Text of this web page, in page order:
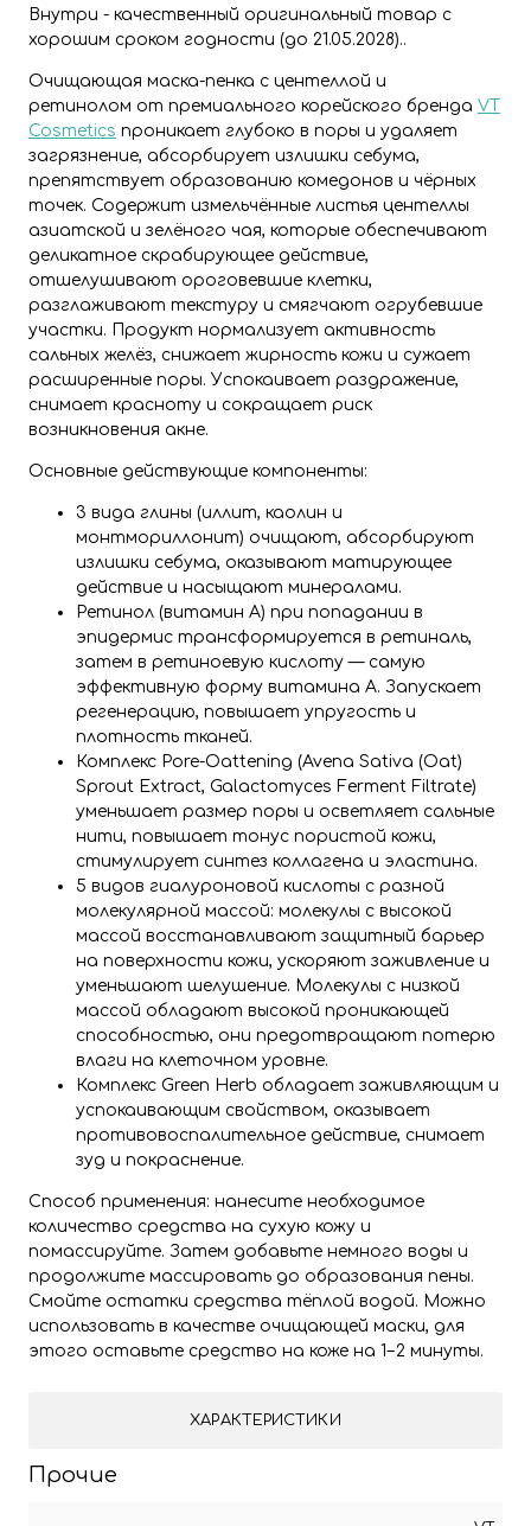
Внутри - качественный оригинальный товар с
хорошим сроком годности (до 21.05.2028)..
Очищающая маска-пенка с центеллой и
ретинолом от премиального корейского бренда VT
Cosmetics проникает глубоко в поры и удаляет
загрязнение, абсорбирует излишки себума,
препятствует образованию комедонов и чёрных
точек. Содержит измельчённые листья центеллы
азиатской и зелёного чая, которые обеспечивают
деликатное скрабирующее действие,
отшелушивают ороговевшие клетки,
разглаживают текстуру и смягчают огрубевшие
участки. Продукт нормализует активность
сальных желёз, снижает жирность кожи и сужает
расширенные поры. Успокаивает раздражение,
снимает красноту и сокращает риск
возникновения акне.
Основные действующие компоненты:
3 вида глины (иллит, каолин и
монтмориллонит) очищают, абсорбируют
излишки себума, оказывают матирующее
действие и насыщают минералами.
Ретинол (витамин A) при попадании в
эпидермис трансформируется в ретиналь,
затем в ретиноевую кислоту — самую
эффективную форму витамина A. Запускает
регенерацию, повышает упругость и
плотность тканей.
Комплекс Pore-Oattening (Avena Sativa (Oat)
Sprout Extract, Galactomyces Ferment Filtrate)
уменьшает размер поры и осветляет сальные
нити, повышает тонус пористой кожи,
стимулирует синтез коллагена и эластина.
5 видов гиалуроновой кислоты с разной
молекулярной массой: молекулы с высокой
массой восстанавливают защитный барьер
на поверхности кожи, ускоряют заживление и
уменьшают шелушение. Молекулы с низкой
массой обладают высокой проникающей
способностью, они предотвращают потерю
влаги на клеточном уровне.
Комплекс Green Herb обладает заживляющим и
успокаивающим свойством, оказывает
противовоспалительное действие, снимает
зуд и покраснение.
Способ применения: нанесите необходимое
количество средства на сухую кожу и
помассируйте. Затем добавьте немного воды и
продолжите массировать до образования пены.
Смойте остатки средства тёплой водой. Можно
использовать в качестве очищающей маски, для
этого оставьте средство на коже на 1−2 минуты.
ХАРАКТЕРИСТИКИ
Прочие